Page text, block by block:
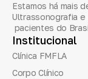
Estamos há mais
Ultrassonografia e
pacientes do
Institucional
Clínica FMFLA
Corpo Clínico